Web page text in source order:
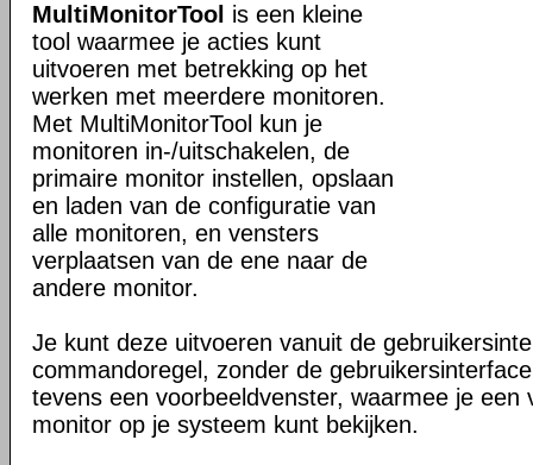
MultiMonitorTool is een kleine
tool waarmee je acties kunt
uitvoeren met betrekking op het
werken met meerdere monitoren.
Met MultiMonitorTool kun je
monitoren in-/uitschakelen, de
primaire monitor instellen, opslaan
en laden van de configuratie van
alle monitoren, en vensters
verplaatsen van de ene naar de
andere monitor.
Je kunt deze uitvoeren vanuit de
commandoregel, zonder de
tevens een voorbeeldvenster, waarmee je een
monitor op je systeem kunt bekijken.